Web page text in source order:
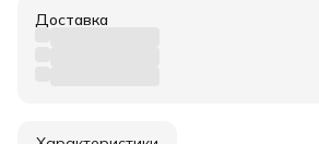
Доставка